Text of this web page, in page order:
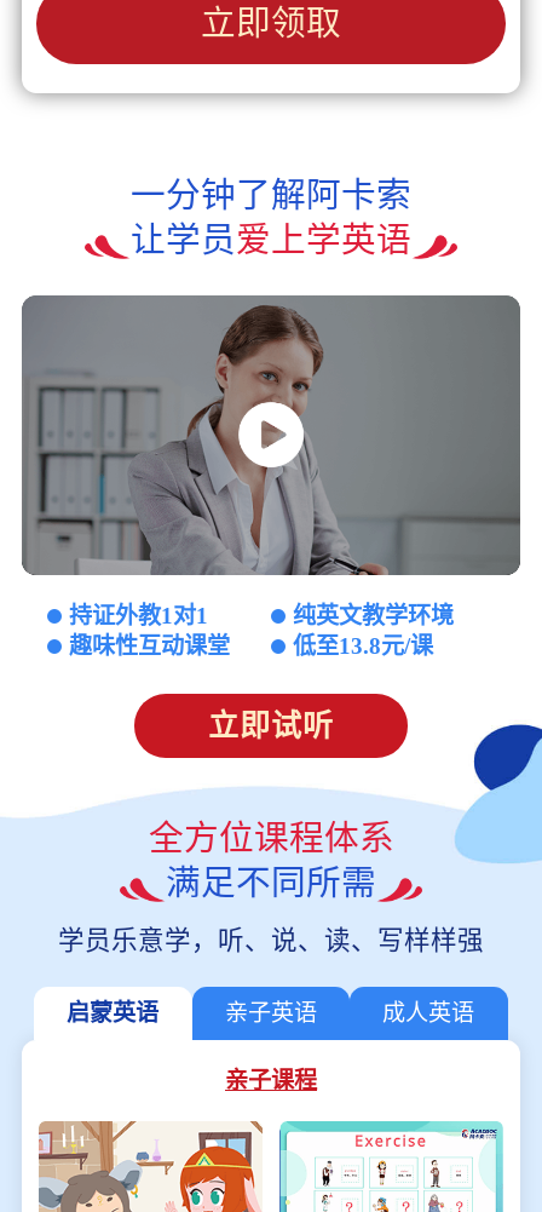
立即领取
一分钟了解阿卡索
让学员爱上学英语
持证外教1对1
纯英文教学环境
趣味性互动课堂
低至13.8元/课
立即试听
全方位课程体系
满足不同所需
学员乐意学，听、说、读、写样样强
启蒙英语 亲子英语 成人英语
亲子课程